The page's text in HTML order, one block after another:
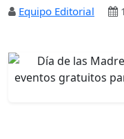
Equipo Editorial